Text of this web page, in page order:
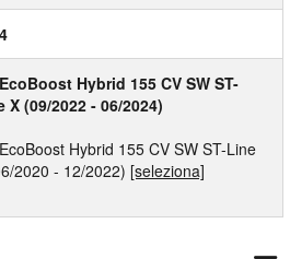
Hybrid 155 CV SW ST-
X (09/2022 - 06/2024)
Hybrid 155 CV SW ST-Line
2020 - 12/2022) [seleziona]